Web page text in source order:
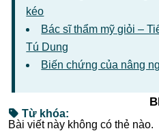
kéo
Bác sĩ thẩm mỹ giỏi –
Tú Dung
Biến chứng của nâng
Từ khóa:
Bài viết này không có thẻ nào.